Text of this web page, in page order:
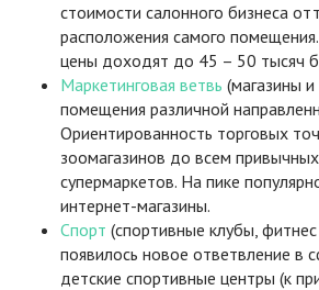
стоимости салонного бизнеса
расположения самого
цены доходят до 45 ­– 50 тысяч
Маркетинговая ветвь (магазины
помещения различной
Ориентированность торговых
зоомагазинов до всем
супермаркетов. На пике
интернет-магазины.
Спорт (спортивные клубы,
появилось новое ответвление в
детские спортивные центры (к